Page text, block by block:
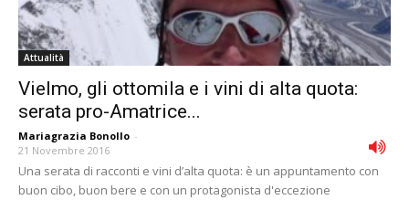
Attualità
Vielmo, gli ottomila e i vini di alta quota:
serata pro-Amatrice...
Mariagrazia Bonollo -
21 Novembre 2016
Una serata di racconti e vini d’alta quota: è un appuntamento con
buon cibo, buon bere e con un protagonista d'eccezione